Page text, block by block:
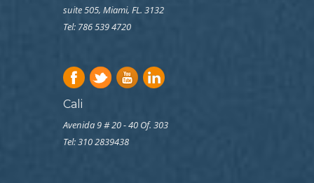
suite 505, Miami, FL. 3132
Tel: 786 539 4720
Cali
Avenida 9 # 20 - 40 Of. 303
Tel:310 2839438